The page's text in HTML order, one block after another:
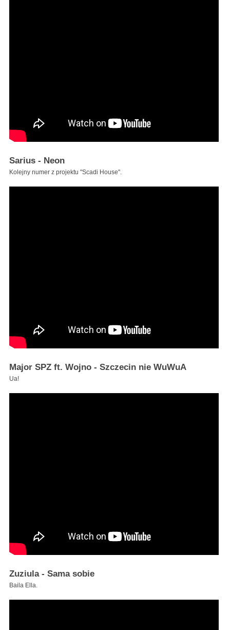
Sarius - Neon
Kolejny numer z projektu "Scadi House".
Major SPZ ft. Wojno - Szczecin nie WuWuA
Ua!
Zuziula - Sama sobie
Baila Ella.